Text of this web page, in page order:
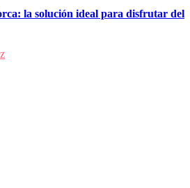
la solución ideal para disfrutar del